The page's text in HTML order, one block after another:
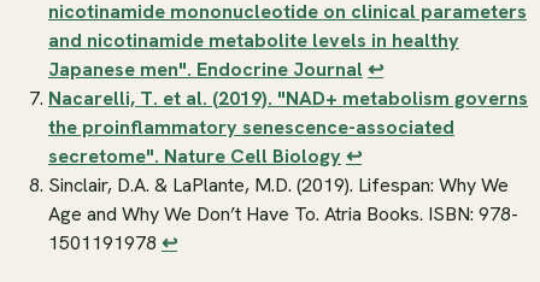
nicotinamide mononucleotide on clinical parameters
and nicotinamide metabolite levels in healthy
Japanese men". Endocrine Journal ↩
Nacarelli, T. et al. (2019). "NAD+ metabolism governs
the proinflammatory senescence-associated
secretome". Nature Cell Biology↩
Sinclair, D.A. & LaPlante, M.D. (2019). Lifespan: Why We
Age and Why We Don’t Have To. Atria Books. ISBN: 978-
1501191978 ↩